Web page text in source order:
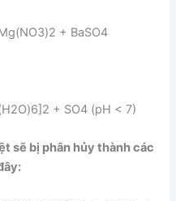
+ BaSO4
+ SO4 (pH < 7)
sẽ bị phân hủy thành các